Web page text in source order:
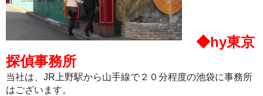
◆hy東京
探偵事務所
当社は、JR上野駅から山手線で２０分程度の池袋に事務所
はございます。